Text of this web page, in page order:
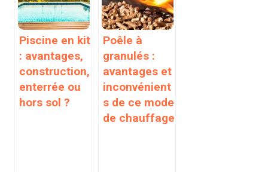
Piscine en kit
: avantages,
construction,
enterrée ou
hors sol ?
Poêle à
granulés :
avantages et
inconvénient
s de ce mode
de chauffage